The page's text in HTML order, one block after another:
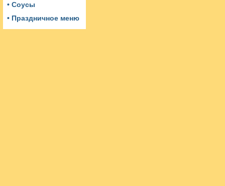
• Соусы
• Праздничное меню